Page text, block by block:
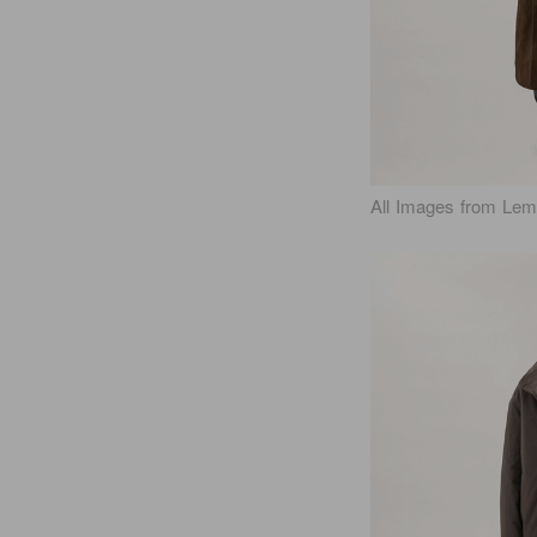
All Images from